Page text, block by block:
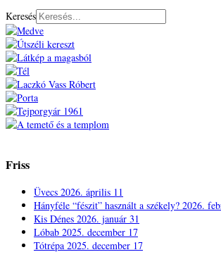
Keresés
Friss
Üvecs 2026. április 11
Hányféle “fészit” használt a székely? 2026.
Kis Dénes 2026. január 31
Lóbab 2025. december 17
Tótrépa 2025. december 17